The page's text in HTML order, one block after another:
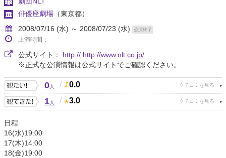
俳優座劇場 （東京都）
2008/07/16 (水) ～ 2008/07/23 (水)
公演終了
上演時間：
公式サイト： http:// http://www.nlt.co.jp/
※正式な公演情報は公式サイトでご確認ください。
0人 / 0.0
1人 / 3.0
日程
16(水)19:00
17(木)14:00
18(金)19:00